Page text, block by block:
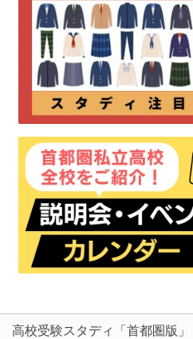
高校受験スタディ「首都圏版」